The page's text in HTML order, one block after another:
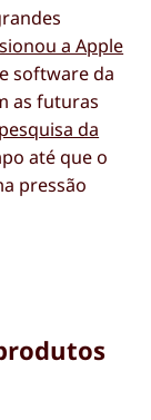
a Apple
software da
as futuras
da
até que o
pressão